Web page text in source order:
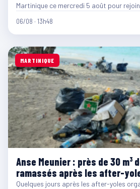
Martinique ce mercredi 5 août pour
06/08 · 13h48
MARTINIQUE
Anse Meunier : près de 30 m³
ramassés après les after-
Quelques jours après les after-yoles